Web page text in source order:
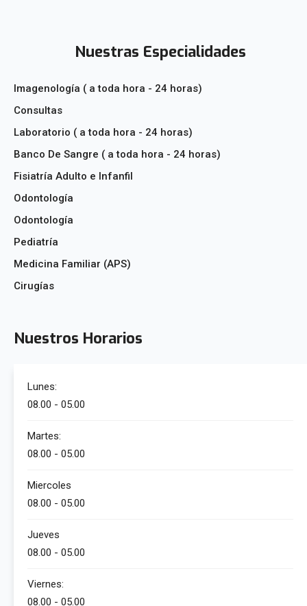
Nuestras Especialidades
Imagenología ( a toda hora - 24 horas)
Consultas
Laboratorio ( a toda hora - 24 horas)
Banco De Sangre ( a toda hora - 24 horas)
Fisiatría Adulto e Infanfil
Odontología
Odontología
Pediatría
Medicina Familiar (APS)
Cirugías
Nuestros Horarios
Lunes:
08.00 - 05.00
Martes:
08.00 - 05.00
Miercoles
08.00 - 05.00
Jueves
08.00 - 05.00
Viernes:
08.00 - 05.00